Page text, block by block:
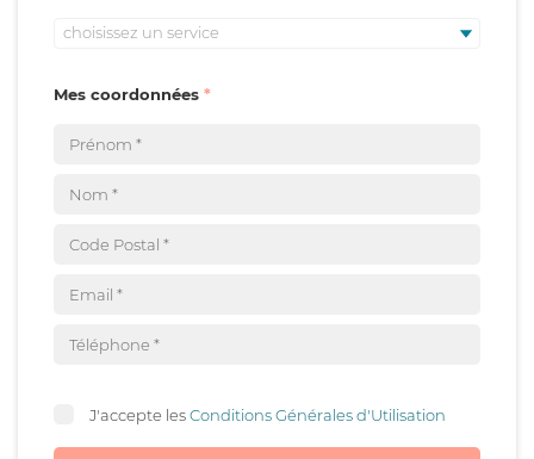
choisissez un service
Mes coordonnées
J'accepte lesConditions Générales d'Utilisation